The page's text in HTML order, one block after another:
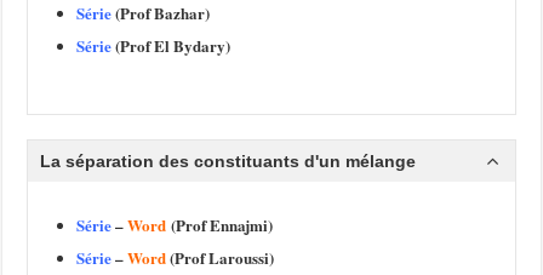
Série(Prof Bazhar)
Série(Prof El Bydary)
La séparation des constituants d'un mélange
Série–Word (Prof Ennajmi)
Série–Word(Prof Laroussi)